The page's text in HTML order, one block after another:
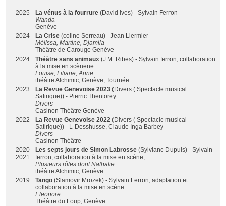
2025 La vénus à la fourrure (David Ives) - Sylvain Ferron
Wanda
Genève
2024
La Crise (coline Serreau) - Jean Liermier
Mélissa, Martine, Djamila
Théâtre de Carouge Genève
2024
Théâtre sans animaux (J.M. Ribes) - Sylvain ferron, collaboration
à la mise en scènene
Louise, Liliane, Anne
théâtre Alchimic, Genève, Tournée
2023
La Revue Genevoise 2023 (Divers ( Spectacle musical
Satirique)) - Pierric Thentorey
Divers
Casinon Théâtre Genève
2022
La Revue Genevoise 2022 (Divers ( Spectacle musical
Satirique)) - L-Desshusse, Claude Inga Barbey
Divers
Casinon Théâtre
2020-
2021
Les septs jours de Simon Labrosse (Sylviane Dupuis) - Sylvain
ferron, collaboration à la mise en scéne,
Plusieurs rôles dont Nathalie
théâtre Alchimic, Genève
2019
Tango (Slamovir Mrozek) - Sylvain Ferron, adaptation et
collaboration à la mise en scène
Eleonore
Théâtre du Loup, Genève